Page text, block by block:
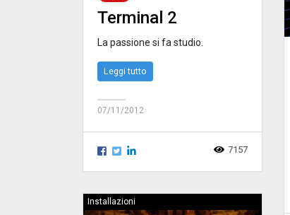
Terminal 2
La passione si fa studio.
Leggi tutto
07/11/2012
7157
Installazioni